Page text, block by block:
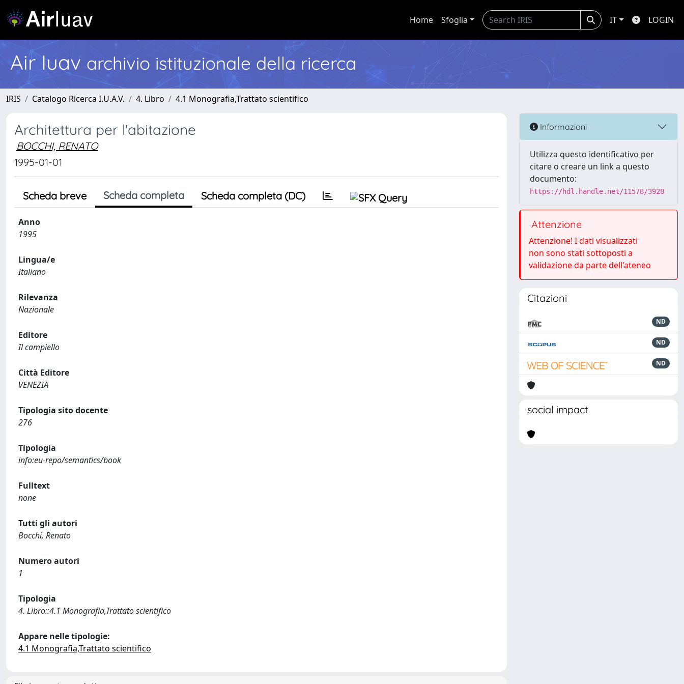
Home Sfoglia IT LOGIN
Air Iuav archivio istituzionale della ricerca
IRIS Catalogo Ricerca I.U.A.V. 4. Libro 4.1 Monografia,Trattato scientifico
Architettura per l'abitazione
BOCCHI, RENATO
1995-01-01
Scheda breve Scheda completa Scheda completa (DC)
Anno
1995
Lingua/e
Italiano
Rilevanza
Nazionale
Editore
Il campiello
Città Editore
VENEZIA
Tipologia sito docente
276
Tipologia
info:eu-repo/semantics/book
Fulltext
none
Tutti gli autori
Bocchi, Renato
Numero autori
1
Tipologia
4. Libro::4.1 Monografia,Trattato scientifico
Appare nelle tipologie:
4.1 Monografia,Trattato scientifico
Informazioni
Utilizza questo identificativo per
citare o creare un link a questo
documento:
https://hdl.handle.net/11578/3928
Attenzione
Attenzione! I dati visualizzati
non sono stati sottoposti a
validazione da parte dell'ateneo
Citazioni
ND
ND
ND
social impact